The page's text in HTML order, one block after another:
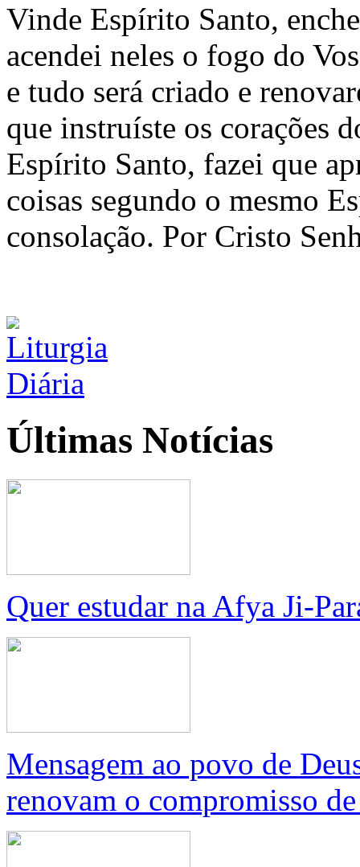
Vinde Espírito Santo,
acendei neles o fogo do
e tudo será criado e
que instruíste os corações
Espírito Santo, fazei que
coisas segundo o mesmo
consolação. Por Cristo
Últimas Notícias
Quer estudar na Afya Ji-
Mensagem ao povo de
renovam o compromisso